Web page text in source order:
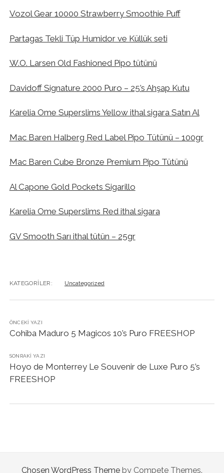
Vozol Gear 10000 Strawberry Smoothie Puff
Partagas Tekli Tüp Humidor ve Küllük seti
W.O. Larsen Old Fashioned Pipo tütünü
Davidoff Signature 2000 Puro – 25’s Ahşap Kutu
Karelia Ome Superslims Yellow ithal sigara Satın Al
Mac Baren Halberg Red Label Pipo Tütünü – 100gr
Mac Baren Cube Bronze Premium Pipo Tütünü
Al Capone Gold Pockets Sigarillo
Karelia Ome Superslims Red ithal sigara
GV Smooth Sarı ithal tütün – 25gr
KATEGORILER: Uncategorized
ÖNCEKI YAZI
Cohiba Maduro 5 Magicos 10’s Puro FREESHOP
SONRAKI YAZI
Hoyo de Monterrey Le Souvenir de Luxe Puro 5’s
FREESHOP
Chosen WordPress Theme by Compete Themes.